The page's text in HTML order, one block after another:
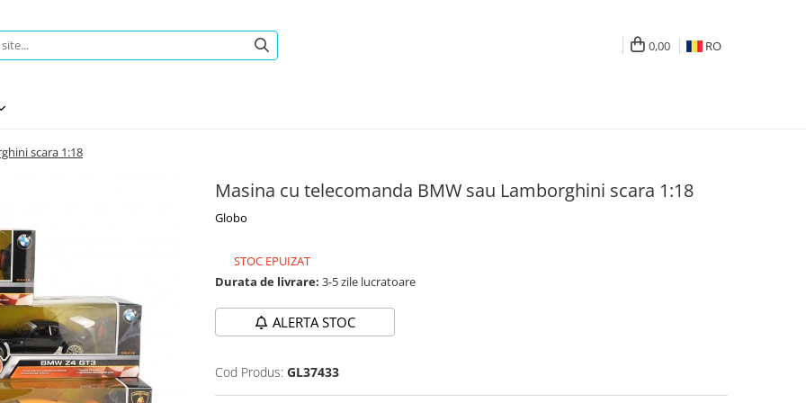
0,00 RO
scara 1:18
Masina cu telecomanda BMW sau Lamborghini scara 1:18
Globo
STOC EPUIZAT
Durata de livrare: 3-5 zile lucratoare
ALERTA STOC
Cod Produs: GL37433